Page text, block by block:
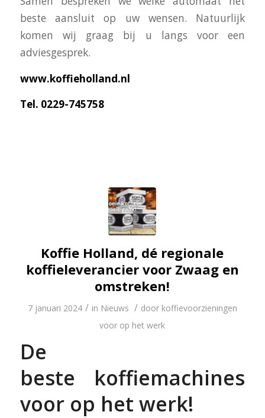
beste aansluit op uw wensen. Natuurlijk
komen wij graag bij u langs voor een
adviesgesprek.
www.koffieholland.nl
Tel. 0229-745758
Koffie Holland, dé regionale
koffieleverancier voor Zwaag en
omstreken!
7 januari 2024 / in Nieuws / door koffievoorzieningen
voor op het werk
De
beste koffiemachines
voor op het werk!